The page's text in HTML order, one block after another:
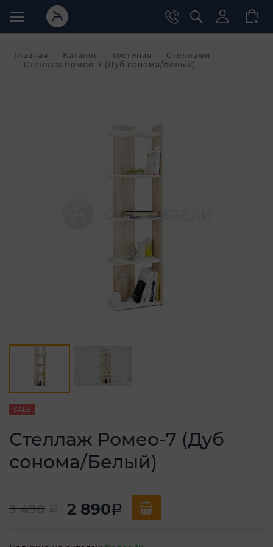
Главная Каталог Гостиная
Стеллажи
Стеллаж Ромео-7 (Дуб сонома/Белый)
SALE
Стеллаж Ромео-7 (Дуб
сонома/Белый)
3 490 2 890a